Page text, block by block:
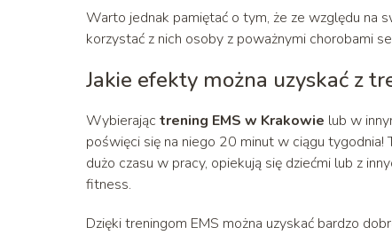
Warto jednak pamiętać o tym, że ze względu na
korzystać z nich osoby z poważnymi chorobami
Jakie efekty można uzyskać z
Wybierając trening EMS w Krakowie lub w
poświęci się na niego 20 minut w ciągu
dużo czasu w pracy, opiekują się dziećmi lub z
fitness.
Dzięki treningom EMS można uzyskać bardzo